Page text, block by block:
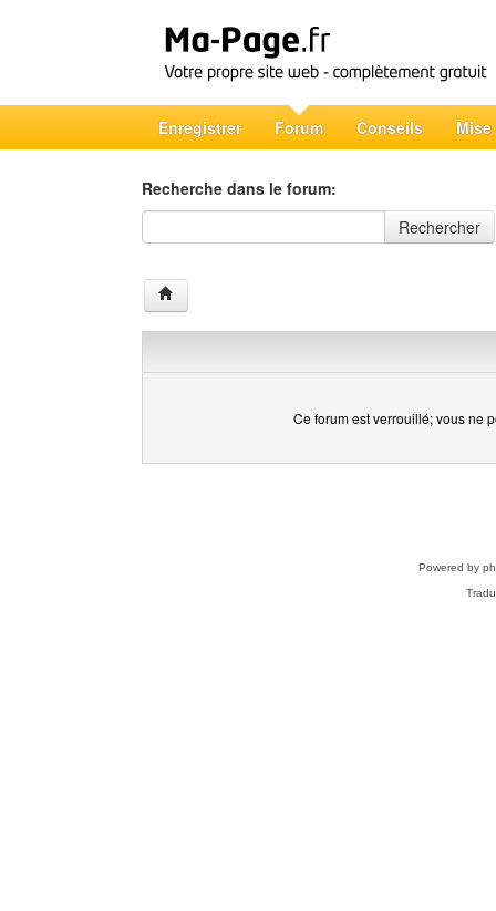
Enregistrer Forum Conseils Mise
Recherche dans le forum:
Recherche dans le forum
Rechercher
Ce forum est verrouillé; vous ne
Powered by